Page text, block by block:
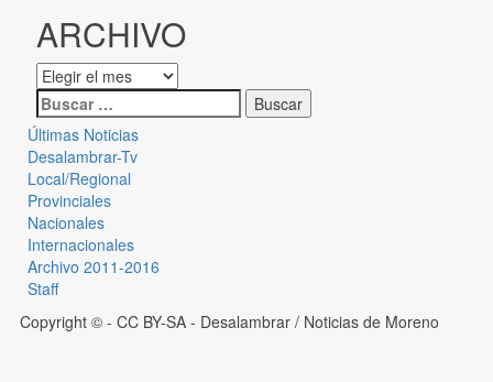
ARCHIVO
Últimas Noticias
Desalambrar-Tv
Local/Regional
Provinciales
Nacionales
Internacionales
Archivo 2011-2016
Staff
Copyright © - CC BY-SA - Desalambrar / Noticias de Moreno